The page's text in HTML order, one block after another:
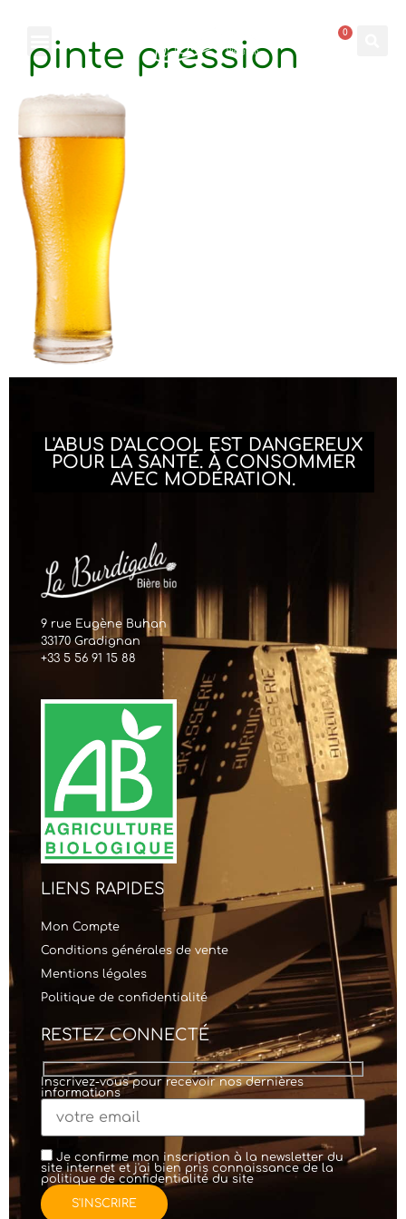
0
pinte pression
L'ABUS D'ALCOOL EST DANGEREUX
POUR LA SANTÉ. À CONSOMMER
AVEC MODÉRATION.
9 rue Eugène Buhan
33170 Gradignan
+33 5 56 91 15 88
LIENS RAPIDES
Mon Compte
Conditions générales de vente
Mentions légales
Politique de confidentialité
RESTEZ CONNECTÉ
Inscrivez-vous pour recevoir nos dernières
informations
Je confirme mon inscription à la newsletter du
site internet et j'ai bien pris connaissance de la
politique de confidentialitédu site